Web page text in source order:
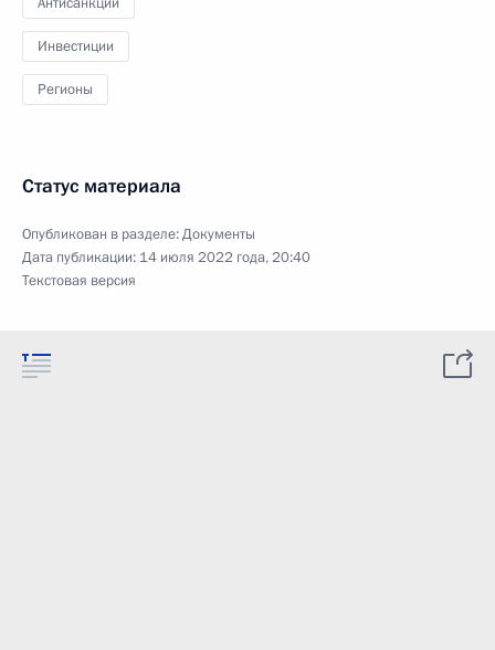
Инвестиции
Регионы
Статус материала
Опубликован в разделе:Документы
Дата публикации: 14 июля 2022 года, 20:40
Текстовая версия